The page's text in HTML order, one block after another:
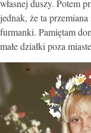
własnej duszy. Potem
jednak, że ta
furmanki. Pamiętam
małe działki poza